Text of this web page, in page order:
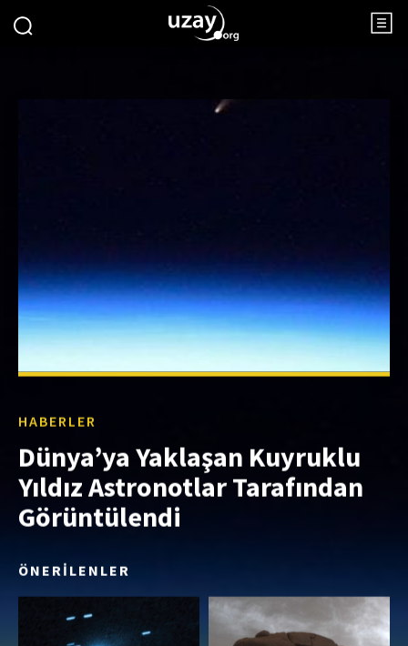
HABERLER
Dünya’ya Yaklaşan Kuyruklu
Yıldız Astronotlar Tarafından
Görüntülendi
ÖNERİLENLER